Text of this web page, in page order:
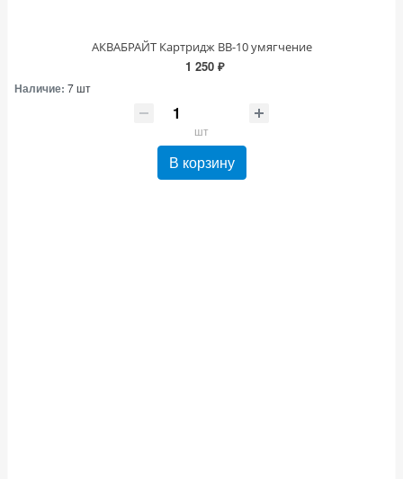
АКВАБРАЙТ Картридж ВВ-10 умягчение
1 250 ₽
Наличие: 7 шт
шт
В корзину